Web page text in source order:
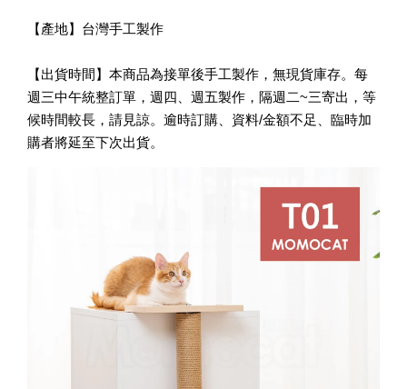
【產地】台灣手工製作
【出貨時間】本商品為接單後手工製作，無現貨庫存。每
週三中午統整訂單，週四、週五製作，隔週二~三寄出，等
候時間較長，請見諒。逾時訂購、資料/金額不足、臨時加
購者將延至下次出貨。